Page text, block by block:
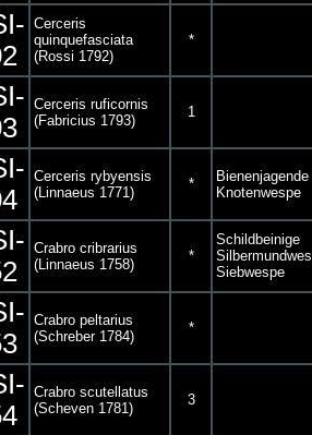
Cerceris
quinquefasciata
(Rossi 1792)
*
Cerceris ruficornis
(Fabricius 1793)
1
Cerceris rybyensis
(Linnaeus 1771)
*
Bienenjagende
Knotenwespe
Crabro cribrarius
(Linnaeus 1758)
*
Schildbeinige
Siebwespe
Crabro peltarius
(Schreber 1784)
*
Crabro scutellatus
(Scheven 1781)
3